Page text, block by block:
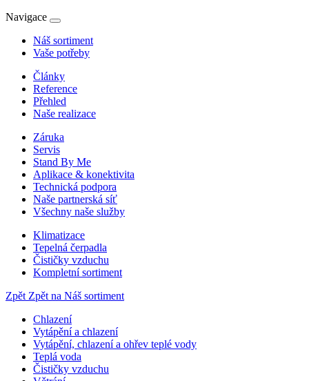
Navigace
Náš sortiment
Vaše potřeby
Články
Reference
Přehled
Naše realizace
Záruka
Servis
Stand By Me
Aplikace & konektivita
Technická podpora
Naše partnerská síť
Všechny naše služby
Klimatizace
Tepelná čerpadla
Čističky vzduchu
Kompletní sortiment
Zpět Zpět na Náš sortiment
Chlazení
Vytápění a chlazení
Vytápění, chlazení a ohřev teplé vody
Teplá voda
Čističky vzduchu